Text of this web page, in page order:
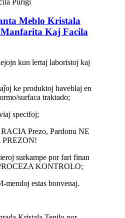
Meblo Kristala
Manfarita Kaj Facila
kun lertaj laboristoj kaj
ke produktoj haveblaj en
surfaca traktado;
specifoj;
Prezo, Pardonu NE
surkampe por fari finan
KONTROLO;
estas bonvenaj.